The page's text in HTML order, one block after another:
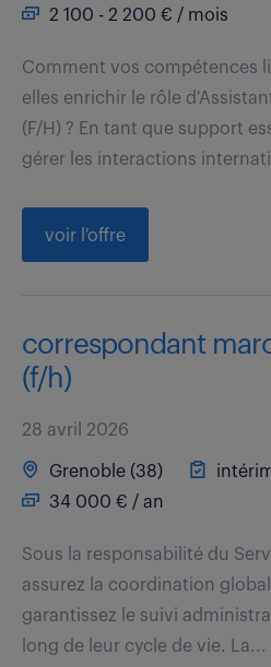
2 100 - 2 200 € / mois
Comment vos compétences
elles enrichir le rôle
(F/H) ? En tant que support
gérer les interactions
voir l'offre
correspondant
(f/h)
28 avril 2026
Grenoble (38)
34 000 € / an
Sous la responsabilité du
assurez la coordination
garantissez le suivi
long de leur cycle de vie. La...